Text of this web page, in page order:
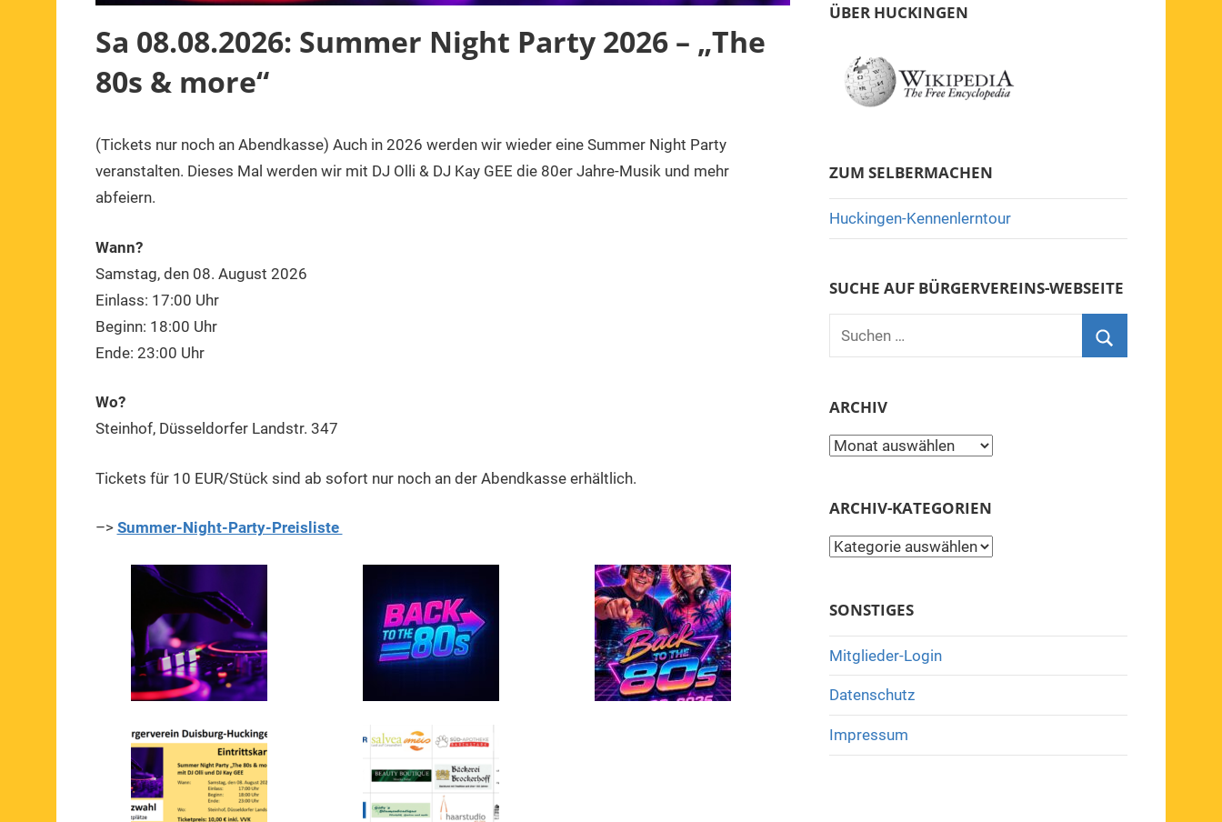
Sa 08.08.2026: Summer Night Party 2026 – „The
80s & more“
3.
August
2026
1.
Vorsitzender
Veranstaltung
(Tickets nur noch an Abendkasse) Auch in 2026 werden wir wieder eine Summer Night Party
veranstalten. Dieses Mal werden wir mit DJ Olli & DJ Kay GEE die 80er Jahre-Musik und mehr
abfeiern.
Wann?
Samstag, den 08. August 2026
Einlass: 17:00 Uhr
Beginn: 18:00 Uhr
Ende: 23:00 Uhr
Wo?
Steinhof, Düsseldorfer Landstr. 347
Tickets für 10 EUR/Stück sind ab sofort nur noch an der Abendkasse erhältlich.
–> Summer-Night-Party-Preisliste
ÜBER HUCKINGEN
ZUM SELBERMACHEN
Huckingen-Kennenlerntour
SUCHE AUF BÜRGERVEREINS-WEBSEITE
Suchen
nach:
ARCHIV
Archiv
ARCHIV-KATEGORIEN
Archiv-
SONSTIGES
Mitglieder-Login
Datenschutz
Impressum